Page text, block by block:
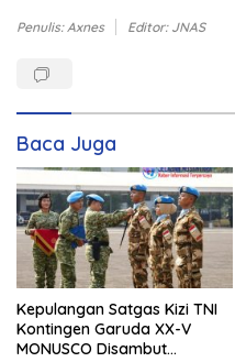
Penulis: Axnes Editor: JNAS
Baca Juga
Kepulangan Satgas Kizi TNI
Kontingen Garuda XX-V
MONUSCO Disambut